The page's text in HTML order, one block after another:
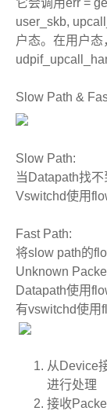
它会调用err =
user_skb,
户态。在用户
Slow Path &
Slow Path:
当Datapath找
Vswitchd使用
Fast Path:
将slow path的
Unknown
Datapath使用
有vswitchd使用
从Device
进行处理
接收